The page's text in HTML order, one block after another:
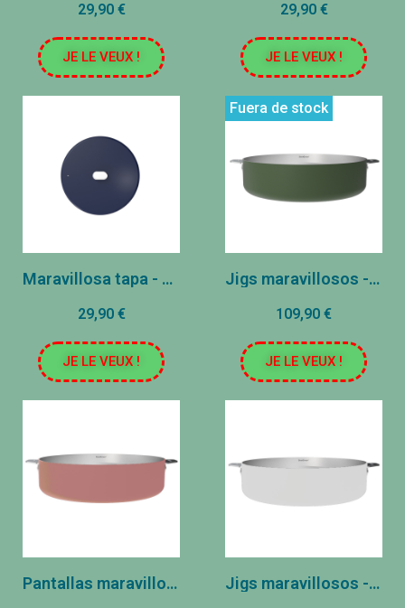
29,90 €
JE LE VEUX !
29,90 €
JE LE VEUX !
Maravillosa tapa - acero inoxidable - arándano (20 cm)
29,90 €
JE LE VEUX !
Fuera de stock
Jigs maravillosos - Acero inoxidable - Fougère (28 cm)
109,90 €
JE LE VEUX !
Pantallas maravillosas - Acero inoxidable - Marshmallow (28 cm) Jigs maravillosos - Acero inoxidable - Polar (28 cm)